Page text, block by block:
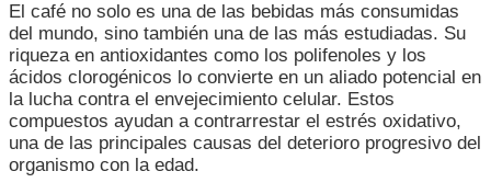
El café no solo es una de las bebidas más consumidas
del mundo, sino también una de las más estudiadas. Su
riqueza en antioxidantes como los polifenoles y los
ácidos clorogénicos lo convierte en un aliado potencial en
la lucha contra el envejecimiento celular. Estos
compuestos ayudan a contrarrestar el estrés oxidativo,
una de las principales causas del deterioro progresivo del
organismo con la edad.